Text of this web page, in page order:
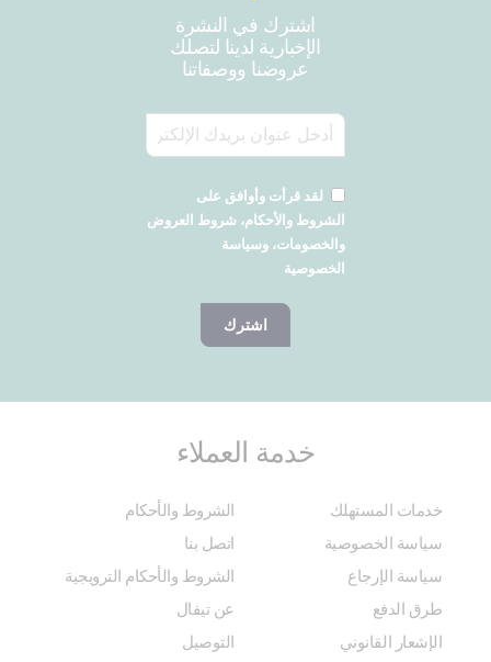
اشترك في النشرة
الإخبارية لدينا لتصلك
عروضنا ووصفاتنا
لقد قرأت وأوافق على
الشروط والأحكام، شروط العروض
والخصومات، وسياسة
الخصوصية
اشترك
خدمة العملاء
خدمات المستهلك
الشروط والأحكام
سياسة الخصوصية
اتصل بنا
سياسة الإرجاع
الشروط والأحكام الترويجية
طرق الدفع
عن تيفال
الإشعار القانوني
التوصيل